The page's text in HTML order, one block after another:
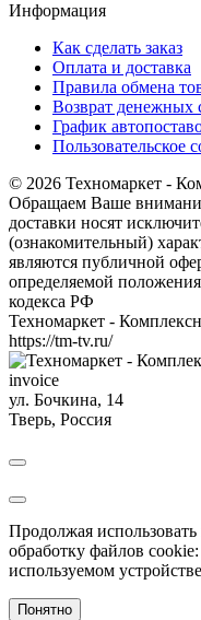
Информация
Как сделать заказ
Оплата и доставка
Правила обмена
Возврат денежных
График
Пользовательское
© 2026 Техномаркет -
Обращаем Ваше
доставки носят
(ознакомительный)
являются публичной
определяемой
кодекса РФ
Техномаркет -
https://tm-tv.ru/
invoice
ул. Бочкина, 14
Тверь, Россия
Продолжая
обработку файлов
используемом
Понятно